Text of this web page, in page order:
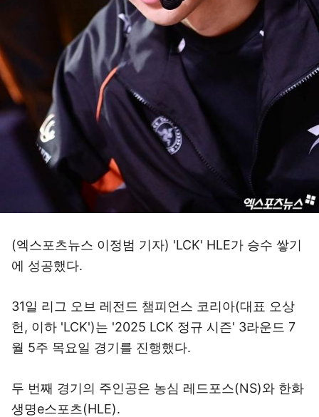
(엑스포츠뉴스 이정범 기자) 'LCK' HLE가 승수 쌓기
에 성공했다.
31일 리그 오브 레전드 챔피언스 코리아(대표 오상
헌, 이하 'LCK')는 '2025 LCK 정규 시즌' 3라운드 7
월 5주 목요일 경기를 진행했다.
두 번째 경기의 주인공은 농심 레드포스(NS)와 한화
생명e스포츠(HLE).